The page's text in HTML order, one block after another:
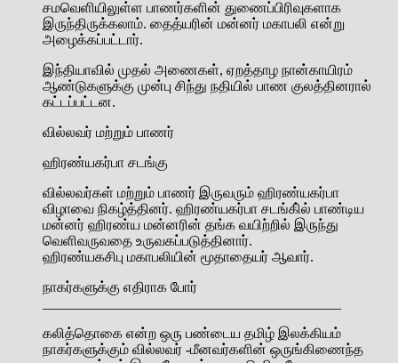
சமவெளியிலுள்ள பாணர்களின் துணைப்பிரிவுகளாக
இருந்திருக்கலாம். தைத்யரின் மன்னர் மகாபலி என்று
அழைக்கப்பட்டார்.
இந்தியாவில் முதல் அணைகள், ஏறத்தாழ நான்காயிரம்
ஆண்டுகளுக்கு முன்பு சிந்து நதியில் பாண குலத்தினரால்
கட்டப்பட்டன.
வில்லவர் மற்றும் பாணர்
ஹிரண்யகர்பா சடங்கு
வில்லவர்கள் மற்றும் பாணர் இருவரும் ஹிரண்யகர்பா
விழாவை நிகழ்த்தினர். ஹிரண்யகர்பா சடங்கி்ல் பாண்டிய
மன்னர் ஹிரண்ய மன்னரின் தங்க வயிற்றில் இருந்து
வெளிவருவதை உருவகப்படுத்தினார்.
ஹிரண்யகசிபு மகாபலியின் மூதாதையர் ஆவார்.
நாகர்களுக்கு எதிராக போர்
கலித்தொகை என்ற ஒரு பண்டைய தமிழ் இலக்கியம்
நாகர்களுக்கும் வில்லவர் -மீனவர்களின் ஒருங்கிணைந்த